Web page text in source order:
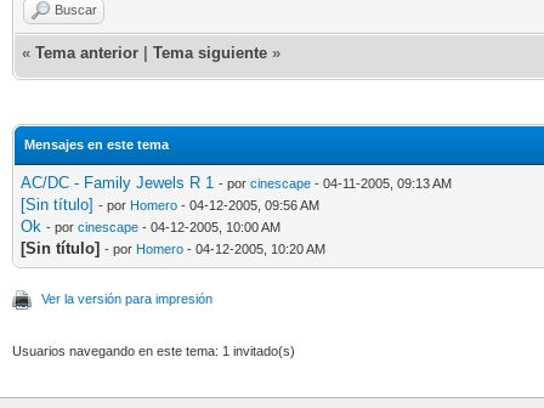
Buscar
« Tema anterior Tema siguiente »
Mensajes en este tema
AC/DC - Family Jewels R 1 - por cinescape - 04-11-2005, 09:13 AM
[Sin título] - por Homero - 04-12-2005, 09:56 AM
Ok - por cinescape - 04-12-2005, 10:00 AM
[Sin título] - por Homero - 04-12-2005, 10:20 AM
Ver la versión para impresión
Usuarios navegando en este tema: 1 invitado(s)